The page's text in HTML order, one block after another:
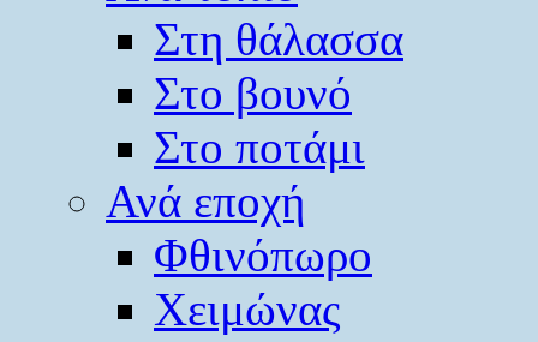
Στη θάλασσα
Στο βουνό
Στο ποτάμι
Ανά εποχή
Φθινόπωρο
Χειμώνας